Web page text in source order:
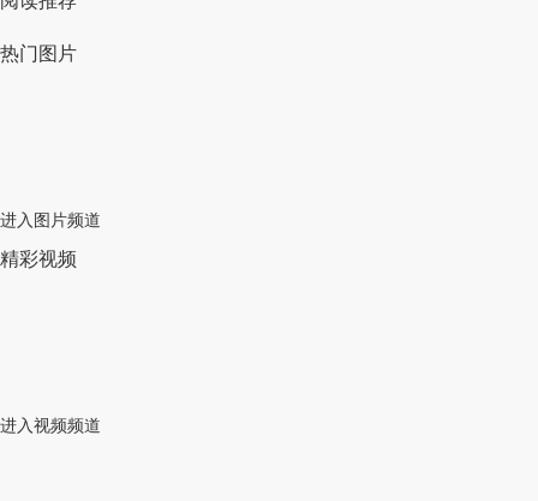
热门图片
进入图片频道
精彩视频
进入视频频道